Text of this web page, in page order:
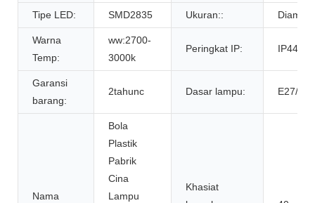
Tipe LED: SMD2835 Ukuran::
Warna
Temp:
ww:2700-
3000k
Peringkat IP: IP44
Garansi
barang:
2tahunc Dasar lampu: E27/
Nama
Bola
Plastik
Pabrik
Cina
Lampu
Khasiat